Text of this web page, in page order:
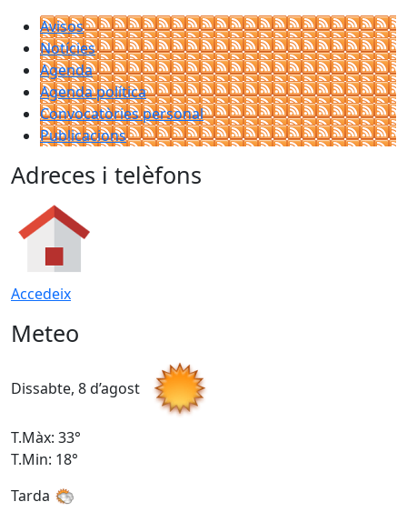
Avisos
Notícies
Agenda
Agenda política
Convocatòries personal
Publicacions
Adreces i telèfons
Accedeix
Meteo
Dissabte, 8 d’agost
T.Màx: 33°
T.Min: 18°
Tarda